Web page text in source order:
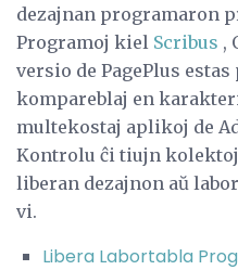
dezajnan programaron
Programoj kiel Scribus ,
versio de PagePlus
kompareblaj en
multekostaj aplikoj de
Kontrolu ĉi tiujn
liberan dezajnon aŭ
vi.
Libera Labortabla